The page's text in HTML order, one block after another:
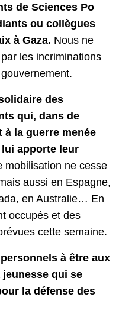
de Sciences Po
ou collègues
à Gaza. Nous ne
les incriminations
des
qui, dans de
à la guerre menée
apporte leur
mobilisation ne cesse
aussi en Espagne,
en Australie… En
occupés et des
cette semaine.
à être aux
qui se
la défense des